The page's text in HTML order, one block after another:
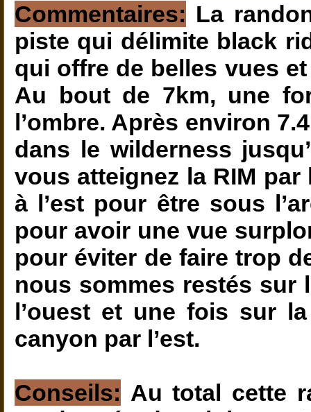
Commentaires: La
piste qui délimite black
qui offre de belles vues
Au bout de 7km, une
l’ombre. Après environ
dans le wilderness
vous atteignez la RIM
à l’est pour être sous
pour avoir une vue
pour éviter de faire trop
nous sommes restés sur
l’ouest et une fois sur
canyon par l’est.
Conseils: Au total cette